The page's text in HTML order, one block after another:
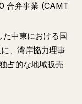
合弁事業 (CAMT
た中東における国
、湾岸協力理事
占的な地域販売